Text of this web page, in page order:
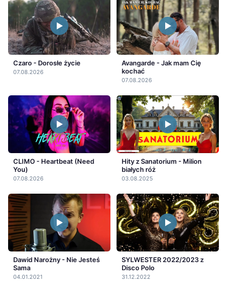
Czaro - Dorosłe życie
07.08.2026
Avangarde - Jak mam Cię
kochać
07.08.2026
CLIMO - Heartbeat (Need
You)
07.08.2026
Hity z Sanatorium - Milion
białych róż
03.08.2025
Dawid Narożny - Nie Jesteś
Sama
04.01.2021
SYLWESTER 2022/2023 z
Disco Polo
31.12.2022